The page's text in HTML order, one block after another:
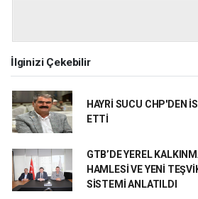
İlginizi Çekebilir
HAYRİ SUCU CHP'DEN
ETTİ
GTB’DE YEREL
HAMLESİ VE YENİ
SİSTEMİ ANLATILDI